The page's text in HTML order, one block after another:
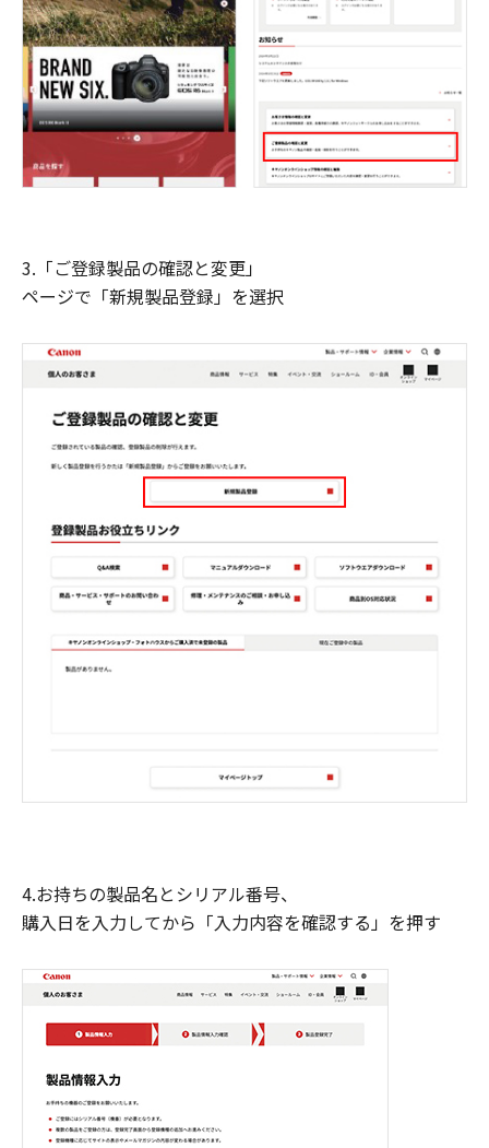
3.「ご登録製品の確認と変更」
ページで「新規製品登録」を選択
4.お持ちの製品名とシリアル番号、
購入日を入力してから「入力内容を確認する」を押す